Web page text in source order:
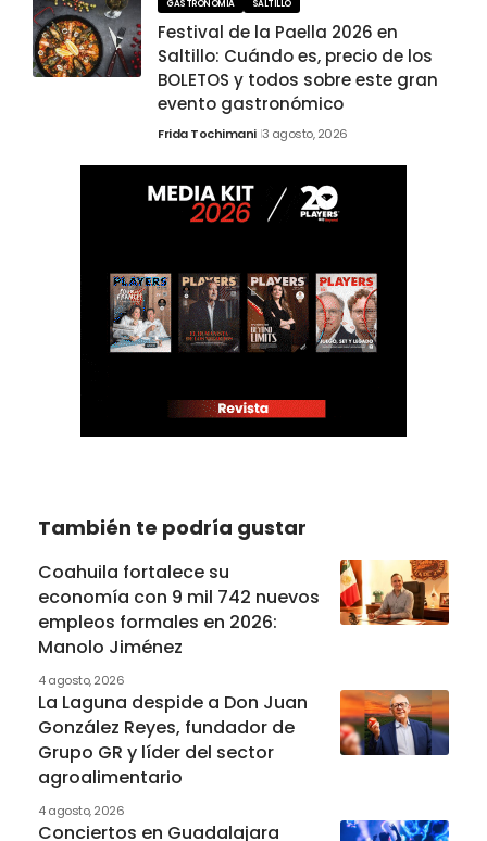
GASTRONOMÍA SALTILLO
Festival de la Paella 2026 en
Saltillo: Cuándo es, precio de los
BOLETOS y todos sobre este gran
evento gastronómico
Frida Tochimani 3 agosto, 2026
También te podría gustar
Coahuila fortalece su
economía con 9 mil 742 nuevos
empleos formales en 2026:
Manolo Jiménez
4 agosto, 2026
La Laguna despide a Don Juan
González Reyes, fundador de
Grupo GR y líder del sector
agroalimentario
4 agosto, 2026
Conciertos en Guadalajara